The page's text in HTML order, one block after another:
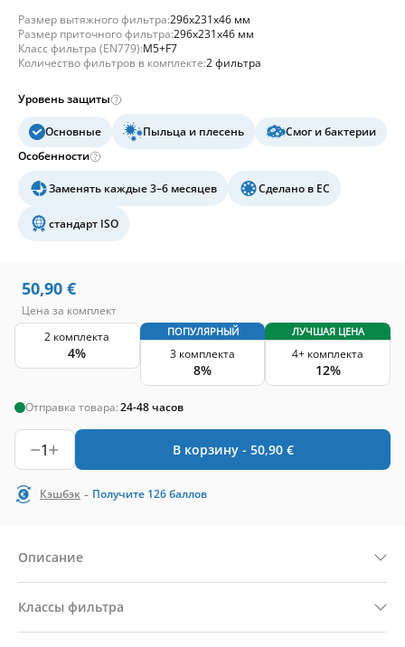
Размер вытяжного фильтра:296x231x46 мм
Размер приточного фильтра:296x231x46 мм
Класс фильтра (EN779):M5+F7
Количество фильтров в комплекте:2 фильтра
Уровень защиты
Основные Пыльца и плесень
Смог и бактерии
Особенности
Заменять каждые 3–6 месяцев Сделано в ЕС
стандарт ISO
50,90 €
Цена за комплект
2 комплекта
4%
ПОПУЛЯРНЫЙ
3 комплекта
8%
ЛУЧШАЯ ЦЕНА
4+ комплекта
12%
Отправка товара:24-48 часов
1 В корзину - 50,90 €
Кэшбэк - Получите 126баллов
Описание
Классы фильтра